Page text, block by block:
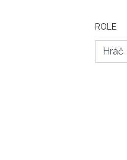
ROLE